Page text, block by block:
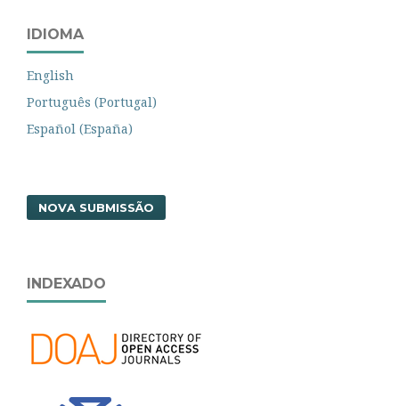
IDIOMA
English
Português (Portugal)
Español (España)
NOVA SUBMISSÃO
INDEXADO